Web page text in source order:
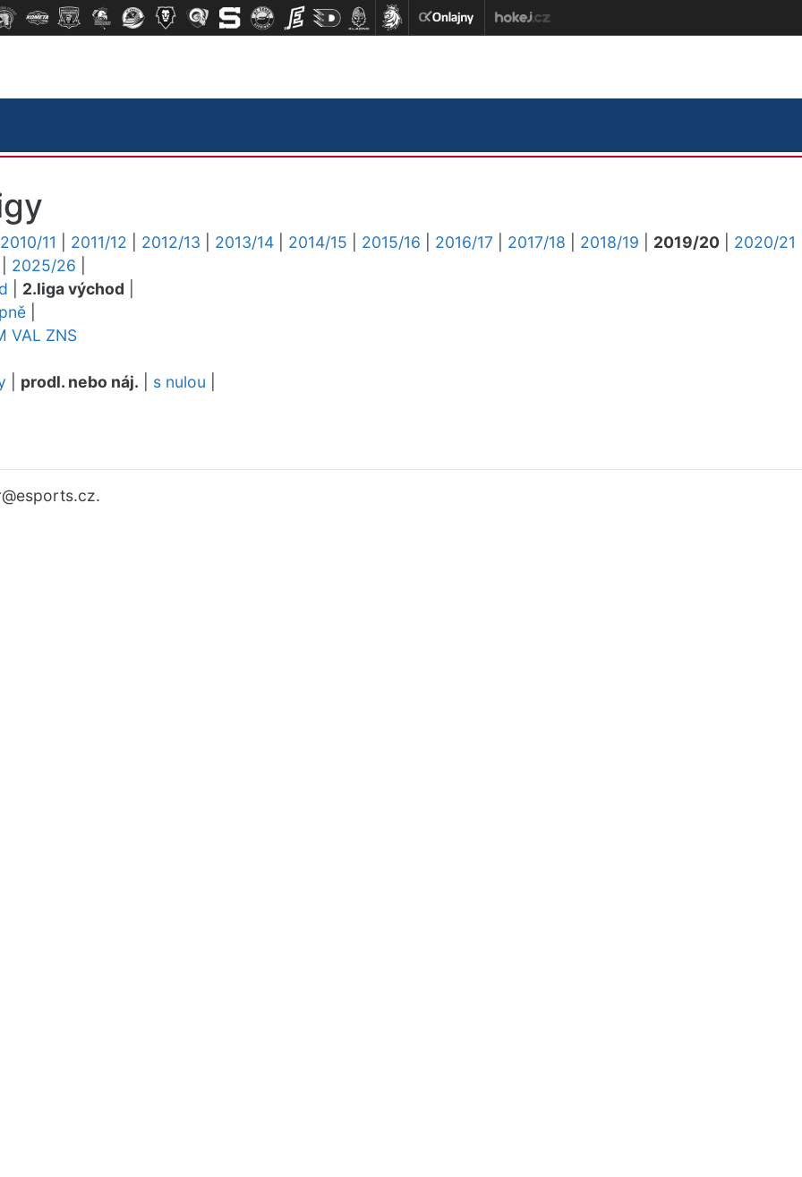
2010/11 2011/12 2012/13 2013/14 2014/15 2015/16 2016/17 2017/18 2018/19 2019/20
2020/21
2025/26
2.liga východ
VAL ZNS
prodl. nebo náj. s nulou
@esports.cz.